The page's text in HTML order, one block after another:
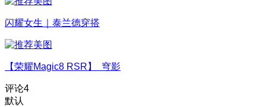
闪耀女生｜泰兰德穿搭
【荣耀Magic8 RSR】 穹影
评论4
默认